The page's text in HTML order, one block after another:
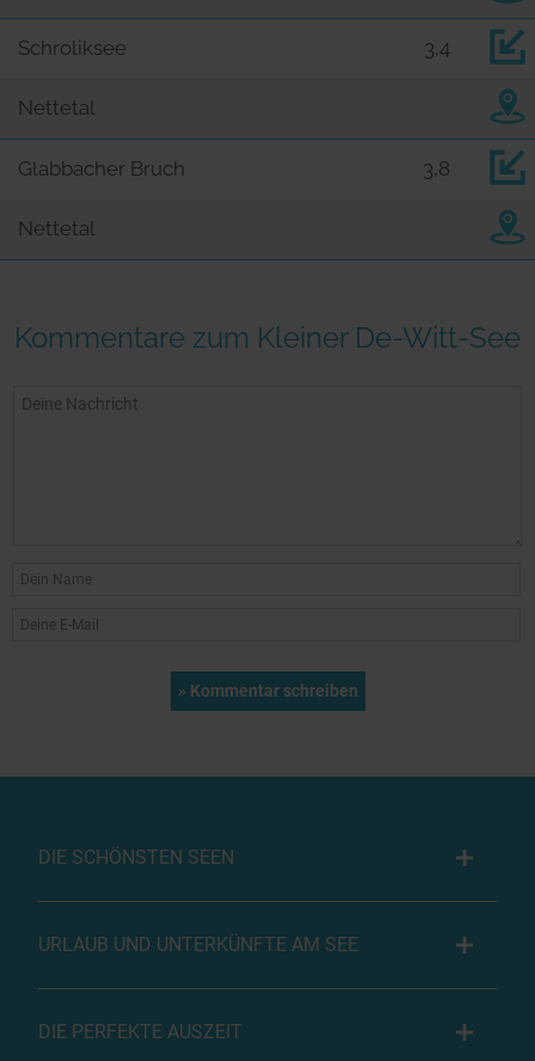
Schroliksee 3,4
Nettetal
Glabbacher Bruch 3,8
Nettetal
Kommentare zum Kleiner De-Witt-See
DIE SCHÖNSTEN SEEN
URLAUB UND UNTERKÜNFTE AM SEE
DIE PERFEKTE AUSZEIT